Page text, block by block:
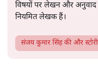
विषयों पर लेखन और अनुवाद
नियमित लेखक हैं।
संजय कुमार सिंहकी और